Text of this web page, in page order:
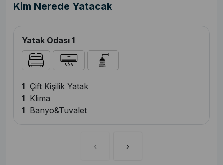
Kim Nerede Yatacak
Yatak Odası 1
1 Çift Kişilik Yatak
1 Klima
1 Banyo&Tuvalet
‹ ›